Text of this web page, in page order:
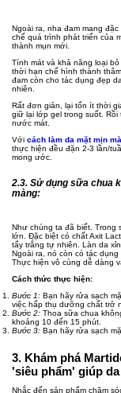
Ngoài ra, nha đam mang
chế quá trình phát triển của
thành mụn mới.
Tính mát và khả năng loại
thời hạn chế hình thành
đam còn cho tác dụng đẹp
nhiên.
Rất đơn giản, lại tốn ít thời
giữ lại lớp gel trong suốt.
nước mát.
Với cách làm da mặt mịn
thực hiện đều đặn 2-3 lần/
mong ước.
2.3. Sử dụng sữa chua
màng:
Như chúng ta đã biết.
lớn. Đặc biệt có chất Axit
tẩy trắng tự nhiên. Làn da
Ngoài ra, nó còn có tác
Thực hiện vô cùng dễ dàng
Cách thức thực hiện:
Bước 1: Bạn hãy rửa sạch
việc hấp thụ dưỡng chất trở
Bước 2: Thoa sữa chua
khoảng 10 đến 15 phút.
Bước 3: Bạn hãy rửa sạch
3. Khám phá
'siêu phẩm' giúp
Nhắc đến sản phẩm chăm